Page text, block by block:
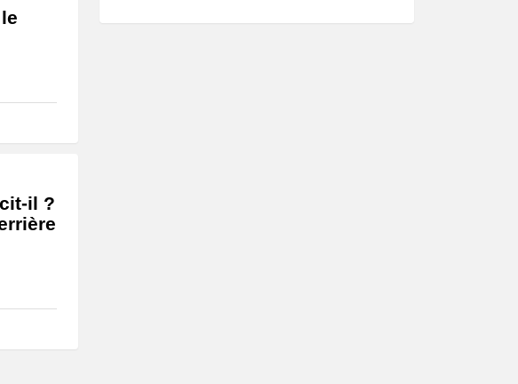
il ?